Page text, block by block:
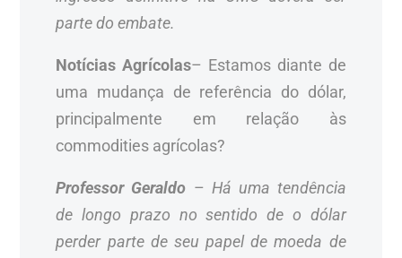
parte do embate.
Notícias Agrícolas– Estamos diante de
uma mudança de referência do dólar,
principalmente em relação às
commodities agrícolas?
Professor Geraldo – Há uma tendência
de longo prazo no sentido de o dólar
perder parte de seu papel de moeda de